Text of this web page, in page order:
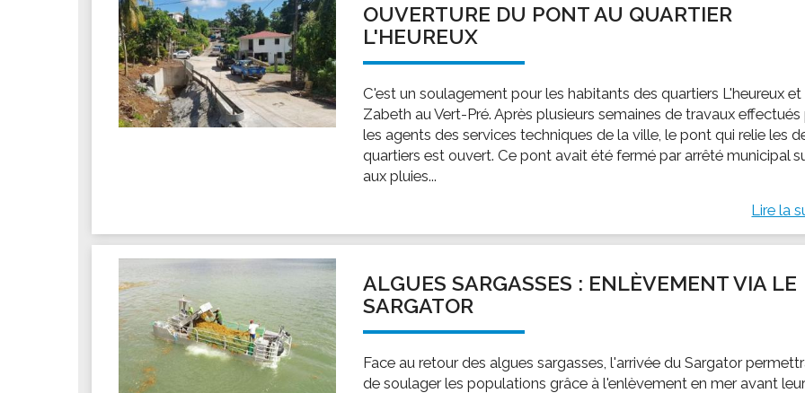
OUVERTURE DU PONT AU QUARTIER
L'HEUREUX
C'est un soulagement pour les habitants des quartiers L'heureux et
Zabeth au Vert-Pré. Après plusieurs semaines de travaux effectués
les agents des services techniques de la ville, le pont qui relie les
quartiers est ouvert. Ce pont avait été fermé par arrêté municipal
aux pluies...
Lire la
ALGUES SARGASSES : ENLÈVEMENT VIA LE
SARGATOR
Face au retour des algues sargasses, l'arrivée du Sargator
de soulager les populations grâce à l'enlèvement en mer avant